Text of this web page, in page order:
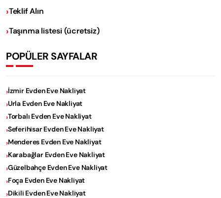
Teklif Alın
Taşınma listesi (ücretsiz)
POPÜLER SAYFALAR
İzmir Evden Eve Nakliyat
Urla Evden Eve Nakliyat
Torbalı Evden Eve Nakliyat
Seferihisar Evden Eve Nakliyat
Menderes Evden Eve Nakliyat
Karabağlar Evden Eve Nakliyat
Güzelbahçe Evden Eve Nakliyat
Foça Evden Eve Nakliyat
Dikili Evden Eve Nakliyat